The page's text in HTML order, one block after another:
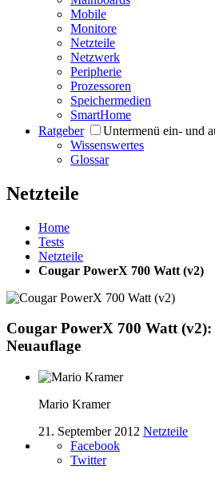
Mobile
Monitore
Netzteile
Netzwerk
Peripherie
Prozessoren
Speichermedien
SmartHome
Ratgeber
Untermenü ein- und
Wissenswertes
Glossar
Netzteile
Home
Tests
Netzteile
Cougar PowerX 700 Watt (v2)
Cougar PowerX 700 Watt
Neuauflage
Mario Kramer
21. September 2012 Netzteile
Facebook
Twitter